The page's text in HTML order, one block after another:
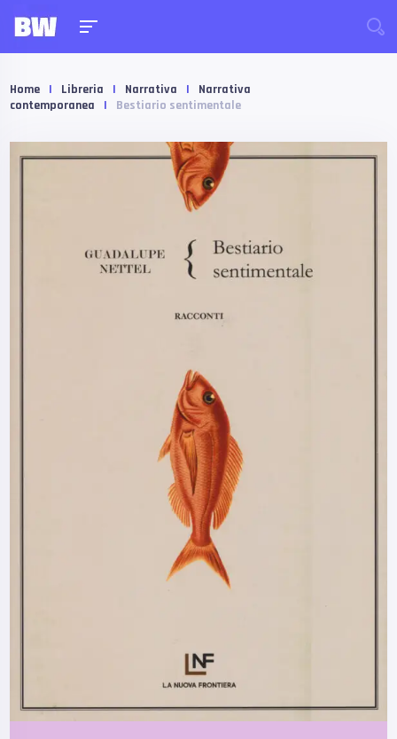
Home | Libreria | Narrativa |
Narrativa
contemporanea
| Bestiario sentimentale